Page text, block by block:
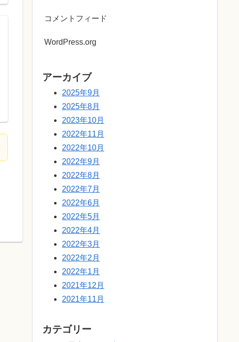
コメントフィード
WordPress.org
アーカイブ
2025年9月
2025年8月
2023年10月
2022年11月
2022年10月
2022年9月
2022年8月
2022年7月
2022年6月
2022年5月
2022年4月
2022年3月
2022年2月
2022年1月
2021年12月
2021年11月
カテゴリー